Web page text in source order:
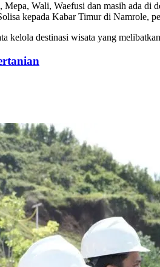
Wali, Waefusi dan masih ada
kepada Kabar Timur di Namrole,
destinasi wisata yang